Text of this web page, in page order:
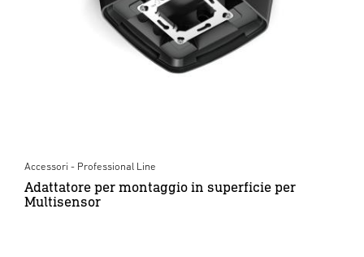
Accessori - Professional Line
Adattatore per montaggio in superficie per
Multisensor